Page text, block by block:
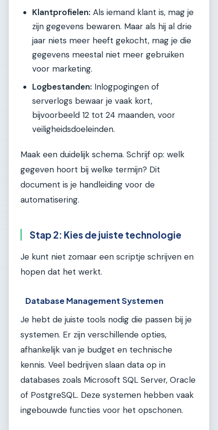
Klantprofielen: Als iemand klant is, mag je
zijn gegevens bewaren. Maar als hij al drie
jaar niets meer heeft gekocht, mag je die
gegevens meestal niet meer gebruiken
voor marketing.
Logbestanden: Inlogpogingen of
serverlogs bewaar je vaak kort,
bijvoorbeeld 12 tot 24 maanden, voor
veiligheidsdoeleinden.
Maak een duidelijk schema. Schrijf op: welk
gegeven hoort bij welke termijn? Dit
document is je handleiding voor de
automatisering.
Stap 2: Kies de juiste technologie
Je kunt niet zomaar een scriptje schrijven en
hopen dat het werkt.
Database Management Systemen
Je hebt de juiste tools nodig die passen bij je
systemen. Er zijn verschillende opties,
afhankelijk van je budget en technische
kennis. Veel bedrijven slaan data op in
databases zoals Microsoft SQL Server, Oracle
of PostgreSQL. Deze systemen hebben vaak
ingebouwde functies voor het opschonen.